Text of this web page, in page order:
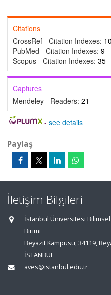
Citations
CrossRef - Citation Indexes: 10
PubMed - Citation Indexes: 9
Scopus - Citation Indexes: 35
Captures
Mendeley - Readers: 21
- see details
Paylaş
İletişim Bilgileri
İstanbul Üniversitesi
Birimi
Beyazıt Kampüsü, 34119,
İSTANBUL
aves@istanbul.edu.tr